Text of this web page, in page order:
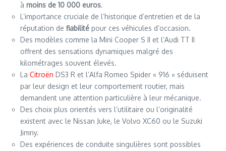
à moins de 10 000 euros.
L’importance cruciale de l’historique d’entretien et de la
réputation de fiabilité pour ces véhicules d’occasion.
Des modèles comme la Mini Cooper S II et l’Audi TT II
offrent des sensations dynamiques malgré des
kilométrages souvent élevés.
La Citroën DS3 R et l’Alfa Romeo Spider « 916 » séduisent
par leur design et leur comportement routier, mais
demandent une attention particulière à leur mécanique.
Des choix plus orientés vers l’utilitaire ou l’originalité
existent avec le Nissan Juke, le Volvo XC60 ou le Suzuki
Jimny.
Des expériences de conduite singulières sont possibles